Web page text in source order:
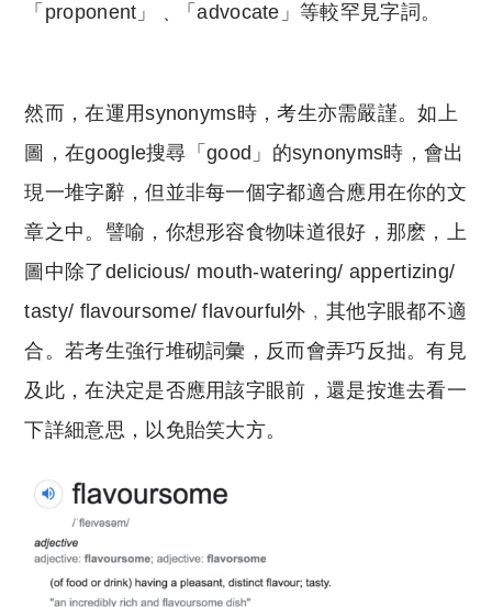
「proponent」﹑「advocate」等較罕見字詞。
然而，在運用synonyms時，考生亦需嚴謹。如上
圖，在google搜尋「good」的synonyms時，會出
現一堆字辭，但並非每一個字都適合應用在你的文
章之中。譬喻，你想形容食物味道很好，那麽，上
圖中除了delicious/ mouth-watering/ appertizing/
tasty/ flavoursome/ flavourful外﹐其他字眼都不適
合。若考生強行堆砌詞彙，反而會弄巧反拙。有見
及此，在決定是否應用該字眼前，還是按進去看一
下詳細意思，以免貽笑大方。